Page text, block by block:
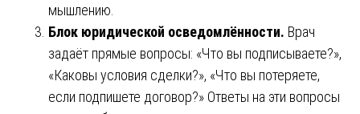
мышлению.
Блок юридической осведомлённости. Врач
задаёт прямые вопросы: «Что вы подписываете?»,
«Каковы условия сделки?», «Что вы потеряете,
если подпишете договор?» Ответы на эти вопросы